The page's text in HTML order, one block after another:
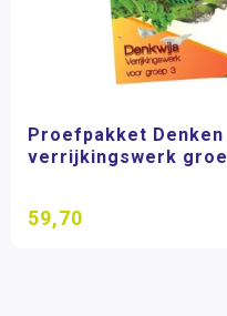
Proefpakket
verrijkingswerk
59,70